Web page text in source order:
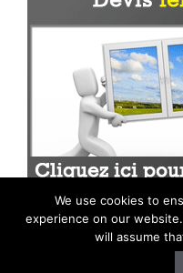
We use cookies to
experience on our
will assume